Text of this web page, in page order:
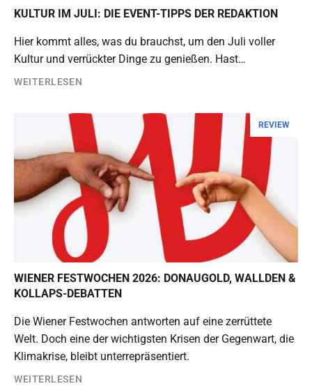
KULTUR IM JULI: DIE EVENT-TIPPS DER REDAKTION
Hier kommt alles, was du brauchst, um den Juli voller
Kultur und verrückter Dinge zu genießen. Hast…
WEITERLESEN
REVIEW
WIENER FESTWOCHEN 2026: DONAUGOLD, WALLDEN &
KOLLAPS-DEBATTEN
Die Wiener Festwochen antworten auf eine zerrüttete
Welt. Doch eine der wichtigsten Krisen der Gegenwart, die
Klimakrise, bleibt unterrepräsentiert.
WEITERLESEN